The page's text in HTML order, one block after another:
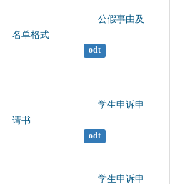
名单格式
odt
请书
odt